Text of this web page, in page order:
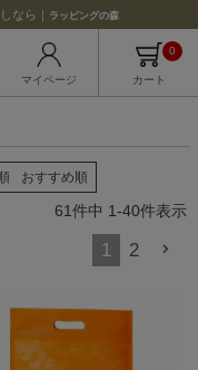
なら｜ ラッピングの森
マイページ カート
0
おすすめ順
61件中 1-40件表示
1 2